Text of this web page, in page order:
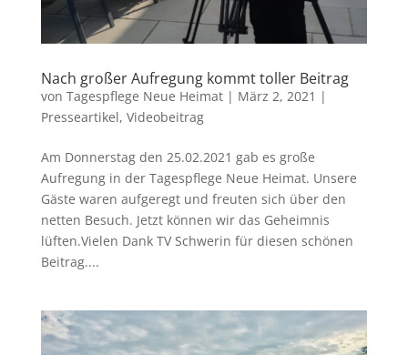
Nach großer Aufregung kommt toller Beitrag
von Tagespflege Neue Heimat| März 2, 2021 |
Presseartikel, Videobeitrag
Am Donnerstag den 25.02.2021 gab es große
Aufregung in der Tagespflege Neue Heimat. Unsere
Gäste waren aufgeregt und freuten sich über den
netten Besuch. Jetzt können wir das Geheimnis
lüften.Vielen Dank TV Schwerin für diesen schönen
Beitrag....